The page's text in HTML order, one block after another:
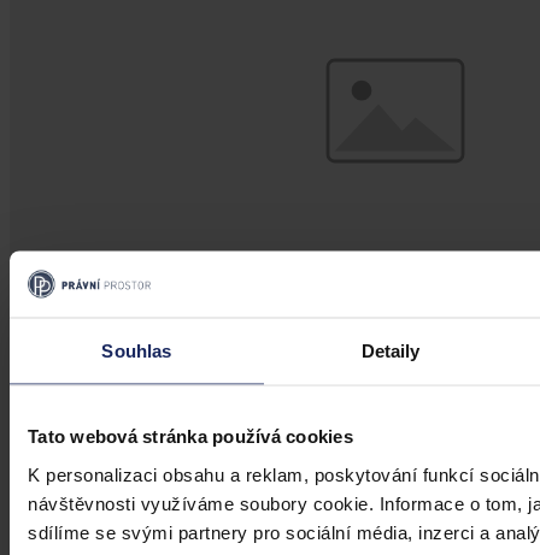
Souhlas Detaily
Tato webová stránka používá cookies
K personalizaci obsahu a reklam, poskytování funkcí
návštěvnosti využíváme soubory cookie. Informace o tom,
sdílíme se svými partnery pro sociální média, inzerci a
Aktuality
Ruský podnik neuspěl s kasační stížností
kvůli zablokování českého účtu
Brno 30. července (ČTK) - Ruský Podnik pro správu majetku
v zahraničí neuspěl s kasační stížností kvůli zablokování českého